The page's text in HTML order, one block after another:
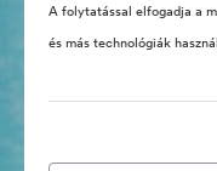
A folytatással elfogadja a
és más technológiák